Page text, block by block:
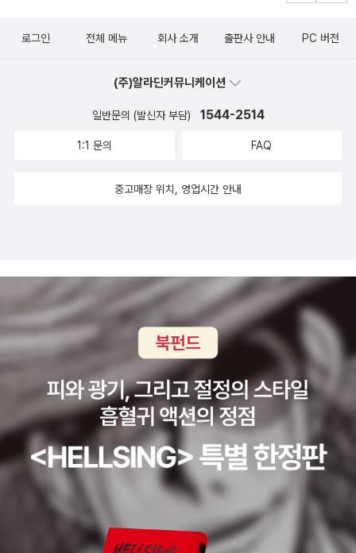
로그인 전체 메뉴 회사 소개 출판사 안내 PC 버전
(주)알라딘커뮤니케이션
일반문의 (발신자 부담) 1544-2514
1:1 문의 FAQ
중고매장 위치, 영업시간 안내